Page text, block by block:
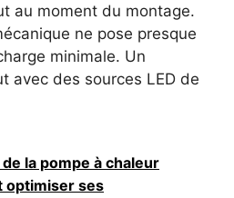
au moment du montage.
ne pose presque
minimale. Un
avec des sources LED de
la pompe à chaleur
optimiser ses